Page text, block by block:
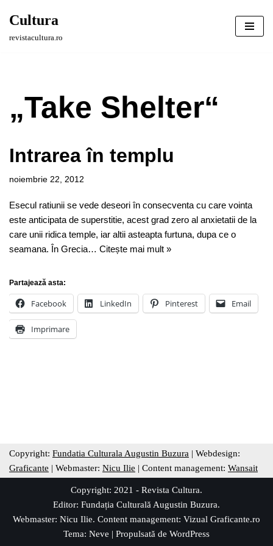
Sari
Cultura
revistacultura.ro
„Take Shelter“
Intrarea în templu
noiembrie 22, 2012
Esecul ratiunii se vede deseori în consecventa cu care vointa
este anticipata de superstitie, acest grad zero al anxietatii de la
care unii ridica temple, iar altii asteapta furtuna, dupa ce o
seamana. În Grecia… Citește mai mult »
Partajează asta:
Facebook LinkedIn Pinterest Email
Imprimare
Copyright: Fundatia Culturala Augustin Buzura | Webdesign:
Graficante | Webmaster: Nicu Ilie | Content management: Wansait
Copyright: 2021 - Revista Cultura.
Editor: Fundația Culturală Augustin Buzura.
Webmaster: Nicu Ilie. Content management: Vizual Graficante.ro
Tema: Neve | Propulsată de WordPress